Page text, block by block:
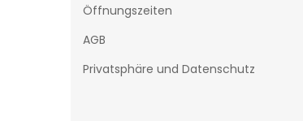
Öffnungszeiten
AGB
Privatsphäre und Datenschutz